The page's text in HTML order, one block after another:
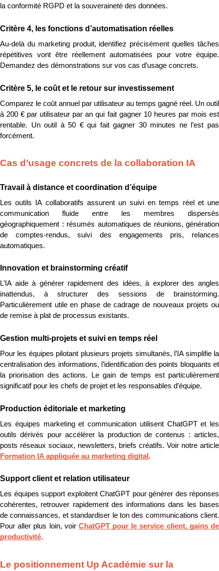
la conformité RGPD et la souveraineté des données.
Critère 4, les fonctions d’automatisation réelles
Au-delà du marketing produit, identifiez précisément quelles tâches
répétitives vont être réellement automatisées pour votre équipe.
Demandez des démonstrations sur vos cas d’usage concrets.
Critère 5, le coût et le retour sur investissement
Comparez le coût annuel par utilisateur au temps gagné réel. Un outil
à 200 € par utilisateur par an qui fait gagner 10 heures par mois est
rentable. Un outil à 50 € qui fait gagner 30 minutes ne l’est pas
forcément.
Cas d’usage concrets de la collaboration IA
Travail à distance et coordination d’équipe
Les outils IA collaboratifs assurent un suivi en temps réel et une
communication fluide entre les membres dispersés
géographiquement : résumés automatiques de réunions, génération
de comptes-rendus, suivi des engagements pris, relances
automatiques.
Innovation et brainstorming créatif
L’IA aide à générer rapidement des idées, à explorer des angles
inattendus, à structurer des sessions de brainstorming.
Particulièrement utile en phase de cadrage de nouveaux projets ou
de remise à plat de processus existants.
Gestion multi-projets et suivi en temps réel
Pour les équipes pilotant plusieurs projets simultanés, l’IA simplifie la
centralisation des informations, l’identification des points bloquants et
la priorisation des actions. Le gain de temps est particulièrement
significatif pour les chefs de projet et les responsables d’équipe.
Production éditoriale et marketing
Les équipes marketing et communication utilisent ChatGPT et les
outils dérivés pour accélérer la production de contenus : articles,
Formation IA appliquée au marketing digital .
Support client et relation utilisateur
Les équipes support exploitent ChatGPT pour générer des réponses
cohérentes, retrouver rapidement des informations dans les bases
de connaissances, et standardiser le ton des communications client.
Pour aller plus loin, voir ChatGPT pour le service client, gains de
productivité.
Le positionnement Up Académie sur la